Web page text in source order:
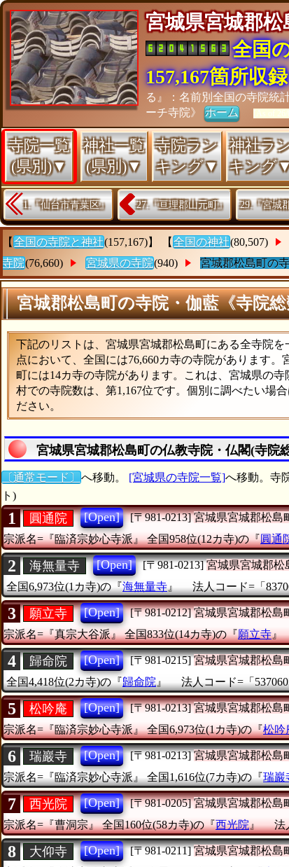
宮城県宮城郡
全国
157,167箇所収
る』：名前別全国の寺院統
ーチ寺院》ホーム [As of 26/
寺院一覧
(県別)▼
神社一覧
(県別)▼
寺院ラン
キング▼
神社ラ
キング
1.『仙台市青葉区』 27.『亘理郡山元町』 29.『宮城
【 全国の寺院と神社(157,167)】 【 全国の神社(80,507)
寺院(76,660) 宮城県の寺院(940) 宮城郡松島町の
宮城郡松島町の寺院・伽藍《寺院
下記のリストは、宮城県宮城郡松島町にある全寺院
点において、全国には76,660カ寺の寺院があります
町には14カ寺の寺院があります。これは、宮城県の
村での寺院数は、第1,167位です。個別に調べたい場
ださい。
宮城県宮城郡松島町の仏教寺院・仏閣(寺院
〔通常モード〕 へ移動。 [宮城県の寺院一覧]へ移動。寺
ト)
1 圓通院 [Open] [〒981-0213] 宮城県宮城郡松島
宗派名=『臨済宗妙心寺派』 全国958位(12カ寺)の『圓通
2 海無量寺 [Open] [〒981-0213] 宮城県宮城郡松
全国6,973位(1カ寺)の『海無量寺 』 法人コード=「
3 願立寺 [Open] [〒981-0212] 宮城県宮城郡松島
宗派名=『真宗大谷派』 全国833位(14カ寺)の『願立寺
4 歸命院 [Open] [〒981-0215] 宮城県宮城郡松島
全国4,418位(2カ寺)の『歸命院 』 法人コード=「
5 松吟庵 [Open] [〒981-0213] 宮城県宮城郡松島
宗派名=『臨済宗妙心寺派』 全国6,973位(1カ寺)の『松吟
6 瑞巖寺 [Open] [〒981-0213] 宮城県宮城郡松島
宗派名=『臨済宗妙心寺派』
全国1,616位(7カ寺)の『瑞巖
7 西光院 [Open] [〒981-0205] 宮城県宮城郡松島
宗派名=『曹洞宗』 全国160位(58カ寺)の『西光院』 法
8 大仰寺 [Open] [〒981-0211] 宮城県宮城郡松島